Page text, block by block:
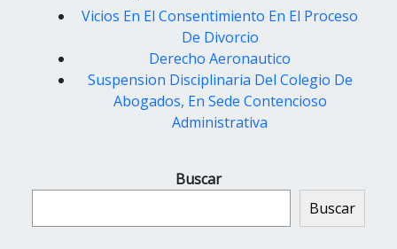
Vicios En El Consentimiento En El Proceso
De Divorcio
Derecho Aeronautico
Suspension Disciplinaria Del Colegio De
Abogados, En Sede Contencioso
Administrativa
Buscar
Buscar